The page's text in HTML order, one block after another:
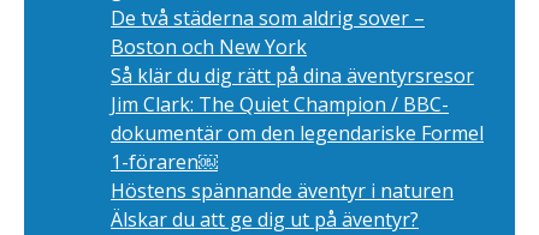
De två städerna som aldrig sover –
Boston och New York
Så klär du dig rätt på dina äventyrsresor
Jim Clark: The Quiet Champion / BBC-
dokumentär om den legendariske Formel
1-föraren￼
Höstens spännande äventyr i naturen
Älskar du att ge dig ut på äventyr?